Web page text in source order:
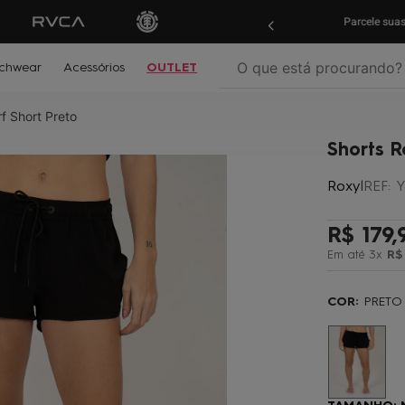
em até 10x sem juros! Aproveite! Parcele
Acessórios OUTLET
Short Preto
Shorts
Roxy| REF:
R$ 179,
Em até 3x R$
COR: PRETO
termos mais buscados
º
biquíni
º
mochila
º
boardshort
gorro
vestido